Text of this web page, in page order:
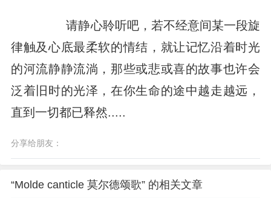
请静心聆听吧，若不经意间某一段旋
律触及心底最柔软的情结，就让记忆沿着时光
的河流静静流淌，那些或悲或喜的故事也许会
泛着旧时的光泽，在你生命的途中越走越远，
直到一切都已释然.....
分享给朋友：
“Molde canticle 莫尔德颂歌” 的相关文章